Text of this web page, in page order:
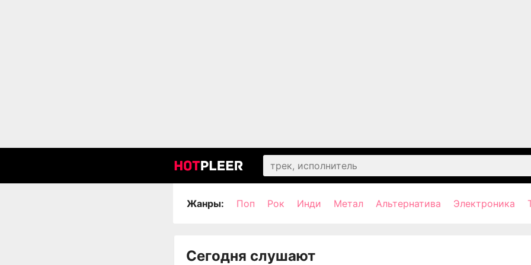
Жанры: Поп Рок Инди Метал Альтернатива Электроника
Сегодня слушают